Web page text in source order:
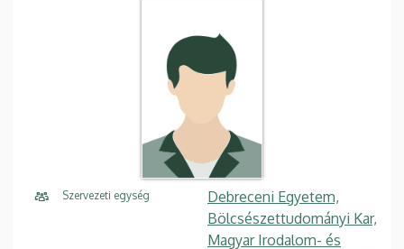
Szervezeti egység
Debreceni Egyetem,
Bölcsészettudományi Kar,
Magyar Irodalom- és